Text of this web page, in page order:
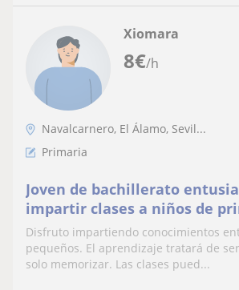
8€/h
Xiomara
Navalcarnero, El Álamo, Sevil...
Primaria
Joven de bachillerato
impartir clases a niños de
Tengo experiencia dando
particulares
Disfruto impartiendo conocimientos
pequeños. El aprendizaje tratará de
solo memorizar. Las clases pued...